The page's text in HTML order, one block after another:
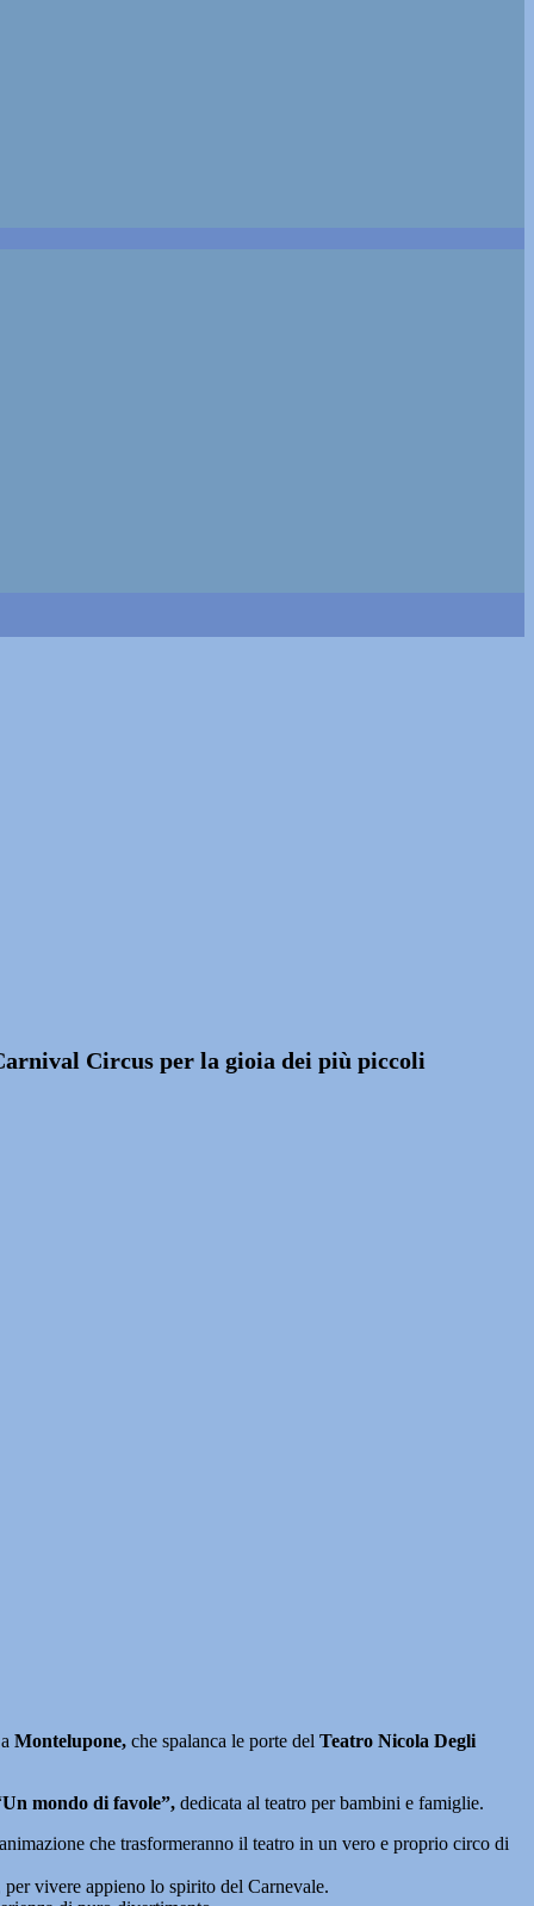
Circus per la gioia dei più piccoli
Montelupone, che spalanca le porte del Teatro Nicola Degli
Un mondo di favole”, dedicata al teatro per bambini e famiglie.
che trasformeranno il teatro in un vero e proprio circo di
vivere appieno lo spirito del Carnevale.